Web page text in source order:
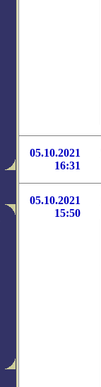
05.10.2021
16:31
05.10.2021
15:50